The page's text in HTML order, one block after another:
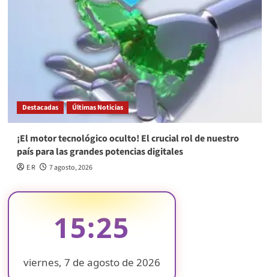
Destacadas Últimas Noticias
¡El motor tecnológico oculto! El crucial rol de nuestro
país para las grandes potencias digitales
E R 7 agosto, 2026
15:25
viernes, 7 de agosto de 2026